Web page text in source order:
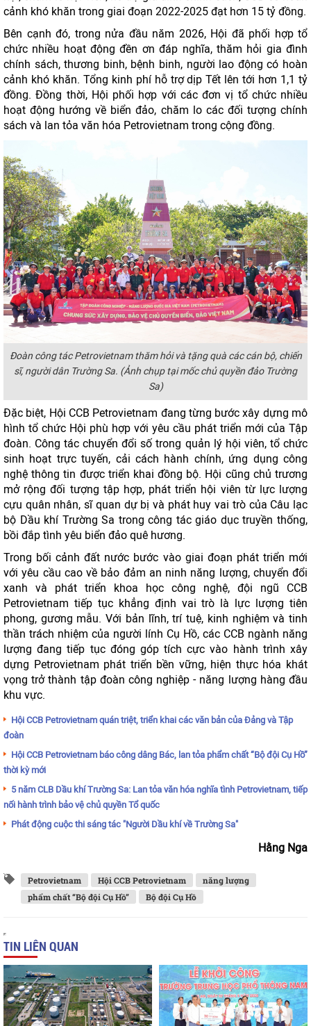
cảnh khó khăn trong giai đoạn 2022-2025 đạt hơn 15 tỷ đồng.
Bên cạnh đó, trong nửa đầu năm 2026, Hội đã phối hợp tổ
chức nhiều hoạt động đền ơn đáp nghĩa, thăm hỏi gia đình
chính sách, thương binh, bệnh binh, người lao động có hoàn
cảnh khó khăn. Tổng kinh phí hỗ trợ dịp Tết lên tới hơn 1,1 tỷ
đồng. Đồng thời, Hội phối hợp với các đơn vị tổ chức nhiều
hoạt động hướng về biển đảo, chăm lo các đối tượng chính
sách và lan tỏa văn hóa Petrovietnam trong cộng đồng.
Đoàn công tác Petrovietnam thăm hỏi và tặng quà các cán bộ, chiến
sĩ, người dân Trường Sa. (Ảnh chụp tại mốc chủ quyền đảo Trường
Sa)
Đặc biệt, Hội CCB Petrovietnam đang từng bước xây dựng mô
hình tổ chức Hội phù hợp với yêu cầu phát triển mới của Tập
đoàn. Công tác chuyển đổi số trong quản lý hội viên, tổ chức
sinh hoạt trực tuyến, cải cách hành chính, ứng dụng công
nghệ thông tin được triển khai đồng bộ. Hội cũng chủ trương
mở rộng đối tượng tập hợp, phát triển hội viên từ lực lượng
cựu quân nhân, sĩ quan dự bị và phát huy vai trò của Câu lạc
bộ Dầu khí Trường Sa trong công tác giáo dục truyền thống,
bồi đắp tình yêu biển đảo quê hương.
Trong bối cảnh đất nước bước vào giai đoạn phát triển mới
với yêu cầu cao về bảo đảm an ninh năng lượng, chuyển đổi
xanh và phát triển khoa học công nghệ, đội ngũ CCB
Petrovietnam tiếp tục khẳng định vai trò là lực lượng tiên
phong, gương mẫu. Với bản lĩnh, trí tuệ, kinh nghiệm và tinh
thần trách nhiệm của người lính Cụ Hồ, các CCB ngành năng
lượng đang tiếp tục đóng góp tích cực vào hành trình xây
dựng Petrovietnam phát triển bền vững, hiện thực hóa khát
vọng trở thành tập đoàn công nghiệp - năng lượng hàng đầu
khu vực.
Hội CCB Petrovietnam quán triệt, triển khai các văn bản của Đảng và Tập
đoàn
Hội CCB Petrovietnam báo công dâng Bác, lan tỏa phẩm chất “Bộ đội Cụ Hồ”
thời kỳ mới
5 năm CLB Dầu khí Trường Sa: Lan tỏa văn hóa nghĩa tình Petrovietnam, tiếp
nối hành trình bảo vệ chủ quyền Tổ quốc
Phát động cuộc thi sáng tác "Người Dầu khí về Trường Sa"
Hằng Nga
Petrovietnam Hội CCB Petrovietnam
năng lượng
phẩm chất “Bộ đội Cụ Hồ”
Bộ đội Cụ Hồ
TIN LIÊN QUAN